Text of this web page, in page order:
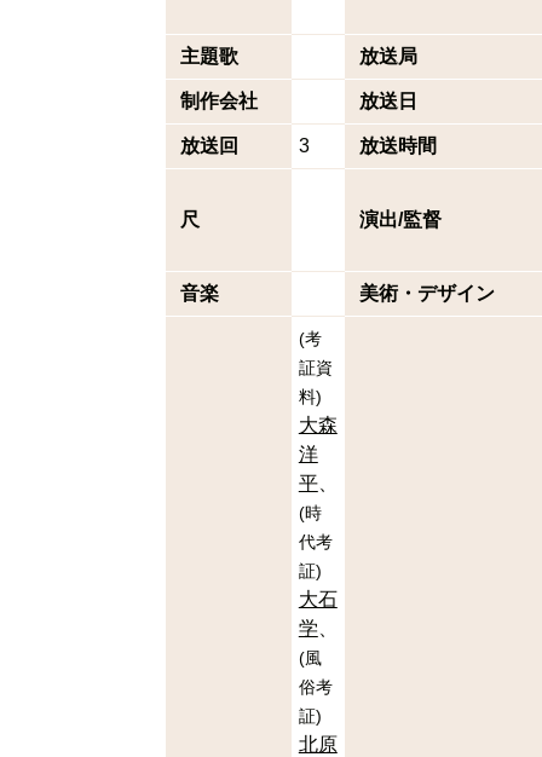
主題歌 放送局
制作会社 放送日
放送回 3 放送時間
尺 演出/監督
音楽 美術・デザイン
(考
証資
料)
大森
洋
平
(時
代考
証)
大石
学
(風
俗考
証)
北原